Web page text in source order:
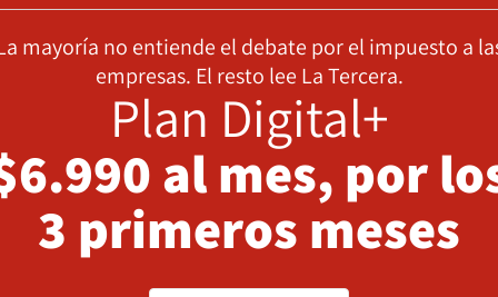
mayoría no entiende el debate por el impuesto a
empresas. El resto lee La Tercera.
Plan Digital+
al mes, por
3 primeros meses